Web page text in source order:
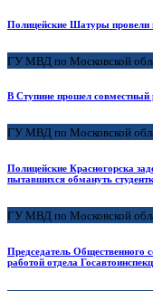
Полицейские Шатуры провели
ГУ МВД по Московской
В Ступине прошел
ГУ МВД по Московской
Полицейские Красногорска
пытавшихся обмануть
ГУ МВД по Московской
Председатель Общественного
работой отдела